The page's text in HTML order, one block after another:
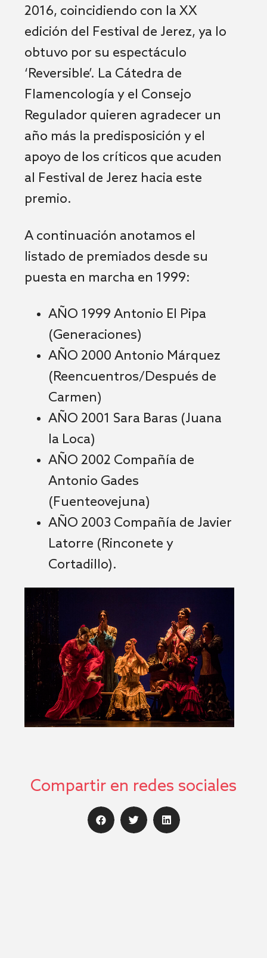
2016, coincidiendo con la XX
edición del Festival de Jerez, ya lo
obtuvo por su espectáculo
‘Reversible’. La Cátedra de
Flamencología y el Consejo
Regulador quieren agradecer un
año más la predisposición y el
apoyo de los críticos que acuden
al Festival de Jerez hacia este
premio.
A continuación anotamos el
listado de premiados desde su
puesta en marcha en 1999:
AÑO 1999 Antonio El Pipa
(Generaciones)
AÑO 2000 Antonio Márquez
(Reencuentros/Después de
Carmen)
AÑO 2001 Sara Baras (Juana
la Loca)
AÑO 2002 Compañía de
Antonio Gades
(Fuenteovejuna)
AÑO 2003 Compañía de Javier
Latorre (Rinconete y
Cortadillo).
Compartir en redes sociales